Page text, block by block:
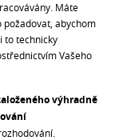
Máte
abychom
to technicky
Vašeho
výhradně